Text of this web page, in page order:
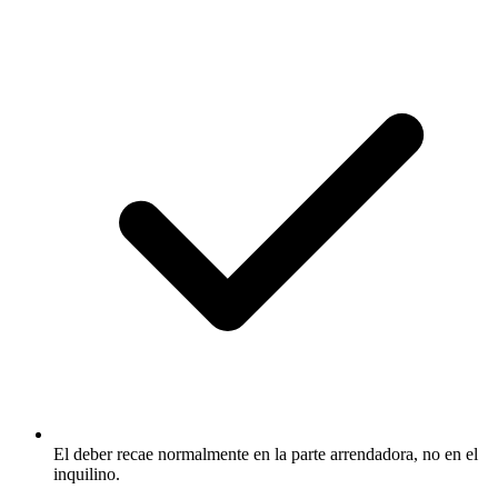
El deber recae normalmente en la parte arrendadora, no en el
inquilino.